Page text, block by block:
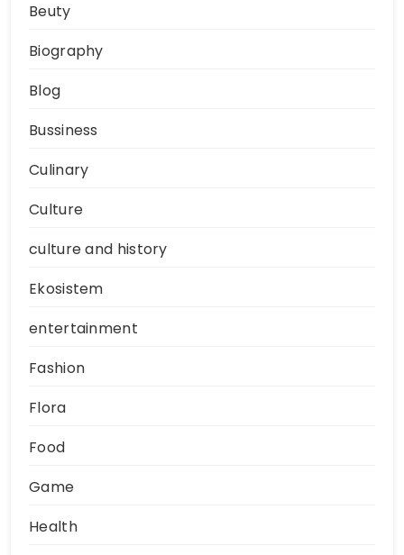
Beuty
Biography
Blog
Bussiness
Culinary
Culture
culture and history
Ekosistem
entertainment
Fashion
Flora
Food
Game
Health